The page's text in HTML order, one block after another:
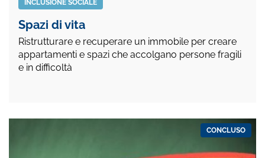
INCLUSIONE SOCIALE
Spazi di vita
Ristrutturare e recuperare un immobile per creare
appartamenti e spazi che accolgano persone fragili
e in difficoltà
CONCLUSO